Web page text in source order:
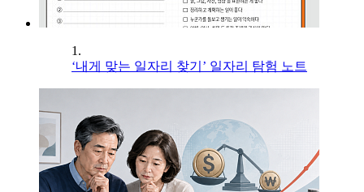
1.
‘내게 맞는 일자리 찾기’ 일자리 탐험 노트